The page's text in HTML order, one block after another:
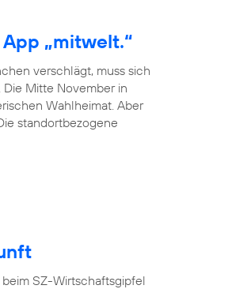
„mitwelt.“
verschlägt, muss sich
Mitte November in
Wahlheimat. Aber
standortbezogene
SZ-Wirtschaftsgipfel